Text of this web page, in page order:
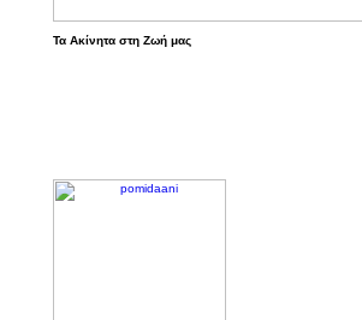
Τα Ακίνητα στη Ζωή μας